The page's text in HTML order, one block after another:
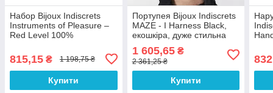
Набор Bijoux Indiscrets
Instruments of Pleasure –
Red Level 100%
815,15 ₴ 1 198,75 ₴
Купити
Портупея Bijoux Indiscrets
MAZE - I Harness Black,
екошкіра, дуже стильна
1 605,65₴
2 361,25 ₴
Купити